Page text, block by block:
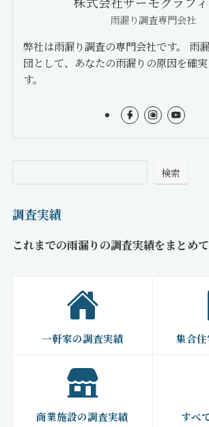
雨漏り調査専門会社
弊社は雨漏り調査の専門会社です。 雨
団として、あなたの雨漏りの原因を確
す。
検索
調査実績
これまでの雨漏りの調査実績をまとめて
一軒家の調査実績 集合
商業施設の調査実績 すべ